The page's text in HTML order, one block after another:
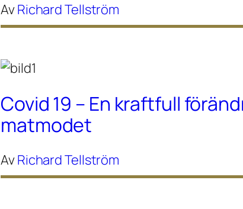
AvRichard Tellström
Covid 19 – En kraftfull
matmodet
AvRichard Tellström